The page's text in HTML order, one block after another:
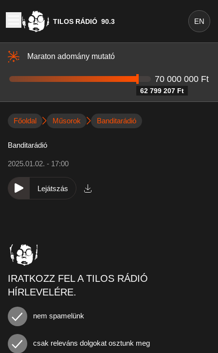
TILOS RÁDIÓ 90.3 EN
Maraton adomány mutató
62 799 207 Ft
70 000 000 Ft
Főoldal Műsorok Banditarádió
Banditarádió
2025.01.02. - 17:00
Lejátszás
IRATKOZZ FEL A TILOS RÁDIÓ
HÍRLEVELÉRE.
nem spamelünk
csak releváns dolgokat osztunk meg